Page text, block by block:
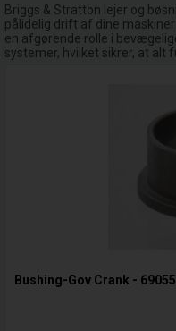
Briggs & Stratton lejer og
pålidelig drift af dine
en afgørende rolle i
systemer, hvilket sikrer, at
Bushing-Gov Crank -